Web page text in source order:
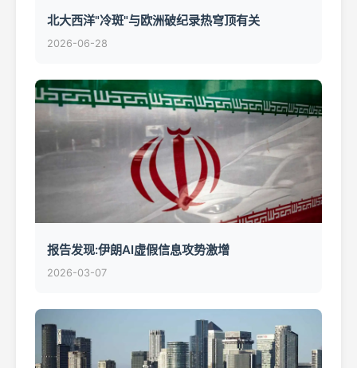
北大西洋"冷斑"与欧洲破纪录热穹顶有关
2026-06-28
报告发现:伊朗AI虚假信息攻势激增
2026-03-07